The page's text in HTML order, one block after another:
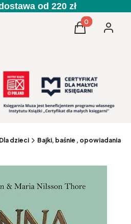
od 220 zł
Produkty w
Koszyk
dzieci Bajki, baśnie , opowiadania